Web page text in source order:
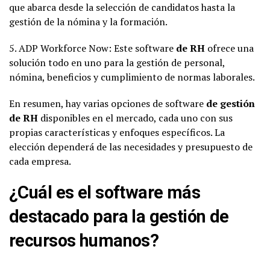
que abarca desde la selección de candidatos hasta la
gestión de la nómina y la formación.
5. ADP Workforce Now: Este software de RH ofrece una
solución todo en uno para la gestión de personal,
nómina, beneficios y cumplimiento de normas laborales.
En resumen, hay varias opciones de software de gestión
de RH disponibles en el mercado, cada uno con sus
propias características y enfoques específicos. La
elección dependerá de las necesidades y presupuesto de
cada empresa.
¿Cuál es el software más
destacado para la gestión de
recursos humanos?